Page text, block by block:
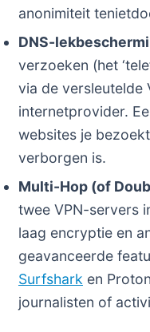
anonimiteit
DNS-
verzoeken (het
via de versleutelde
internetprovider.
websites je
verborgen is.
Multi-Hop (of
twee VPN-servers
laag encryptie en
geavanceerde
Surfshark en
journalisten of